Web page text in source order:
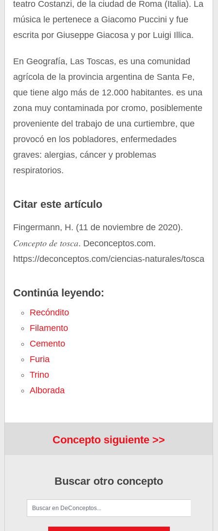
teatro Costanzi, de la ciudad de Roma (Italia). La
música le pertenece a Giacomo Puccini y fue
escrita por Giuseppe Giacosa y por Luigi Illica.
En Geografía, Las Toscas, es una comunidad
agrícola de la provincia argentina de Santa Fe,
que tiene algo más de 12.000 habitantes. es una
zona muy contaminada por cromo, posiblemente
proveniente del trabajo de una curtiembre, que
provocó en los pobladores, enfermedades
graves: alergias, cáncer y problemas
respiratorios.
Citar este artículo
Fingermann, H. (11 de noviembre de 2020).
Concepto de tosca. Deconceptos.com.
https://deconceptos.com/ciencias-naturales/tosca
Continúa leyendo:
Recóndito
Filamento
Cemento
Furia
Trino
Alborada
Concepto siguiente >>
Buscar otro concepto